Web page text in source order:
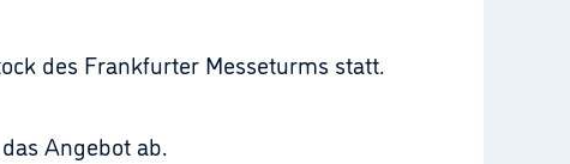
des Frankfurter Messeturms statt.
Angebot ab.